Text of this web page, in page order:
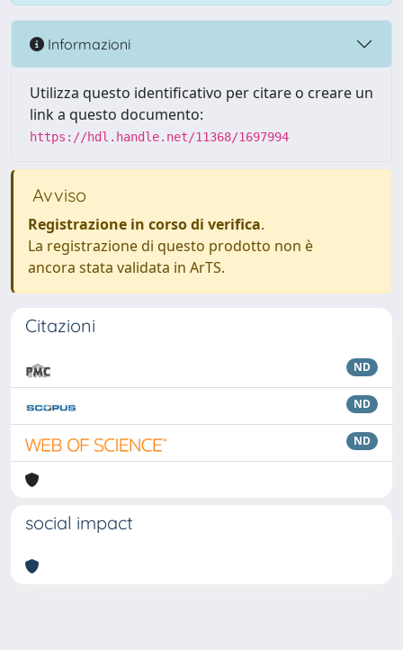
Informazioni
Utilizza questo identificativo per citare o creare un
link a questo documento:
https://hdl.handle.net/11368/1697994
Avviso
Registrazione in corso di verifica.
La registrazione di questo prodotto non è
ancora stata validata in ArTS.
Citazioni
ND
ND
ND
social impact